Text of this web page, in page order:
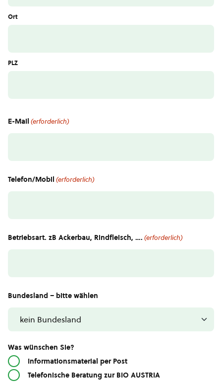
Ort
PLZ
E-Mail (erforderlich)
Telefon/Mobil (erforderlich)
Betriebsart. zB Ackerbau, Rindfleisch, …. (erforderlich)
Bundesland – bitte wählen
Was wünschen Sie?
Informationsmaterial per Post
Telefonische Beratung zur BIO AUSTRIA